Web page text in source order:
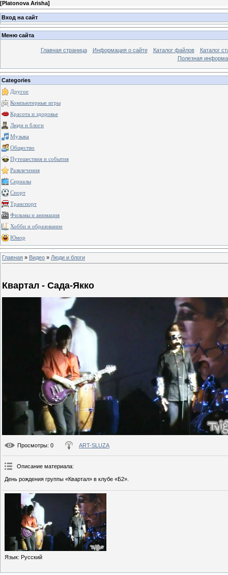
[Platonova Arisha]
Вход на сайт
Меню сайта
Главная страница Информация о сайте Каталог файлов
Каталог
Полезная
Categories
Другое
Компьютерные игры
Красота и здоровье
Люди и блоги
Музыка
Общество
Путешествия и события
Развлечения
Сериалы
Спорт
Транспорт
Фильмы и анимация
Хобби и образование
Юмор
Главная » Видео » Люди и блоги
Квартал - Сада-Якко
Просмотры: 0 ART-SLUZA
Описание материала:
День рождения группы «Квартал» в клубе «Б2».
Язык: Русский